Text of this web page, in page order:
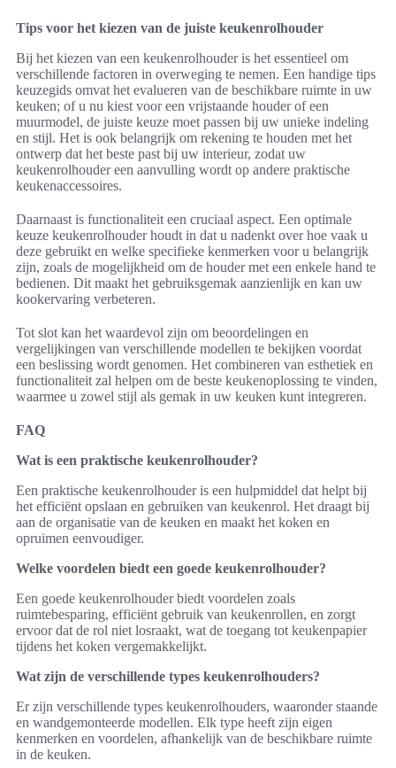
Tips voor het kiezen van de juiste keukenrolhouder
Bij het kiezen van een keukenrolhouder is het essentieel om
verschillende factoren in overweging te nemen. Een handige tips
keuzegids omvat het evalueren van de beschikbare ruimte in uw
keuken; of u nu kiest voor een vrijstaande houder of een
muurmodel, de juiste keuze moet passen bij uw unieke indeling
en stijl. Het is ook belangrijk om rekening te houden met het
ontwerp dat het beste past bij uw interieur, zodat uw
keukenrolhouder een aanvulling wordt op andere praktische
keukenaccessoires.
Daarnaast is functionaliteit een cruciaal aspect. Een optimale
keuze keukenrolhouder houdt in dat u nadenkt over hoe vaak u
deze gebruikt en welke specifieke kenmerken voor u belangrijk
zijn, zoals de mogelijkheid om de houder met een enkele hand te
bedienen. Dit maakt het gebruiksgemak aanzienlijk en kan uw
kookervaring verbeteren.
Tot slot kan het waardevol zijn om beoordelingen en
vergelijkingen van verschillende modellen te bekijken voordat
een beslissing wordt genomen. Het combineren van esthetiek en
functionaliteit zal helpen om de beste keukenoplossing te vinden,
waarmee u zowel stijl als gemak in uw keuken kunt integreren.
FAQ
Wat is een praktische keukenrolhouder?
Een praktische keukenrolhouder is een hulpmiddel dat helpt bij
het efficiënt opslaan en gebruiken van keukenrol. Het draagt bij
aan de organisatie van de keuken en maakt het koken en
opruimen eenvoudiger.
Welke voordelen biedt een goede keukenrolhouder?
Een goede keukenrolhouder biedt voordelen zoals
ruimtebesparing, efficiënt gebruik van keukenrollen, en zorgt
ervoor dat de rol niet losraakt, wat de toegang tot keukenpapier
tijdens het koken vergemakkelijkt.
Wat zijn de verschillende types keukenrolhouders?
Er zijn verschillende types keukenrolhouders, waaronder staande
en wandgemonteerde modellen. Elk type heeft zijn eigen
kenmerken en voordelen, afhankelijk van de beschikbare ruimte
in de keuken.